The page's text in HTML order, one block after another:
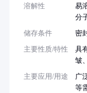
溶解性
易
分
储存条件
密
主要性质/特性
具
皱
主要应用/用途
广
等